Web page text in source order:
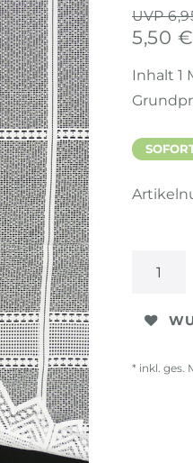
UVP
5,50 €
Inhalt 1
* inkl. ges.